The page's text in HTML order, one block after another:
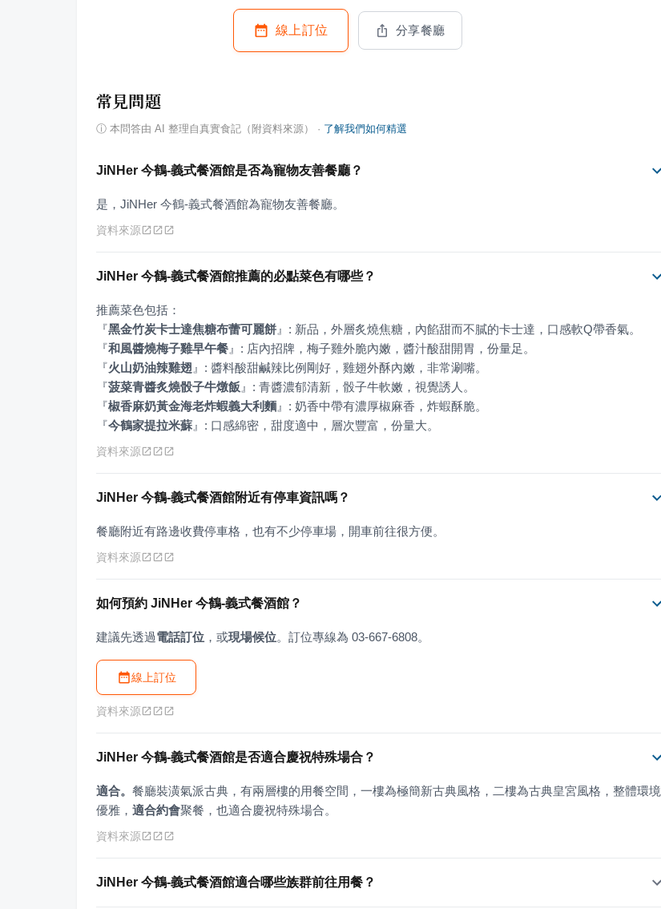
線上訂位 分享餐廳
常見問題
ⓘ 本問答由 AI 整理自真實食記（附資料來源） · 了解我們如何精選
JiNHer 今鶴-義式餐酒館是否為寵物友善餐廳？
是，JiNHer 今鶴-義式餐酒館為寵物友善餐廳。
資料來源
JiNHer 今鶴-義式餐酒館推薦的必點菜色有哪些？
『黑金竹炭卡士達焦糖布蕾可麗餅 』
『和風醬燒梅子雞早午餐 』
『火山奶油辣雞翅 』
『菠菜青醬炙燒骰子牛燉飯 』
『椒香麻奶黃金海老炸蝦義大利麵 』
『今鶴家提拉米蘇 』 : 口感綿密，甜度適中，層次豐富，份量大。
資料來源
JiNHer 今鶴-義式餐酒館附近有停車資訊嗎？
餐廳附近有路邊收費停車格，也有不少停車場，開車前往很方便。
資料來源
如何預約 JiNHer 今鶴-義式餐酒館？
建議先透過電話訂位 ，或現場候位。訂位專線為 03-667-6808。
線上訂位
資料來源
JiNHer 今鶴-義式餐酒館是否適合慶祝特殊場合？
適合。 餐廳裝潢氣派古典，有兩層樓的用餐空間，一樓為極簡新古典風格，二樓為古典皇宮風格，整體環境
優雅， 適合約會聚餐，也適合慶祝特殊場合。
資料來源
JiNHer 今鶴-義式餐酒館適合哪些族群前往用餐？